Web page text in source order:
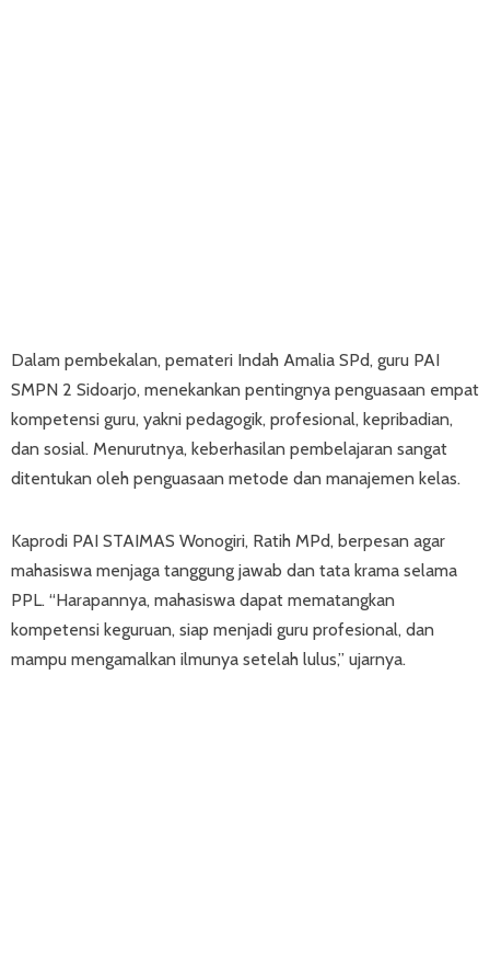
Dalam pembekalan, pemateri Indah Amalia SPd, guru PAI
SMPN 2 Sidoarjo, menekankan pentingnya penguasaan empat
kompetensi guru, yakni pedagogik, profesional, kepribadian,
dan sosial. Menurutnya, keberhasilan pembelajaran sangat
ditentukan oleh penguasaan metode dan manajemen kelas.
Kaprodi PAI STAIMAS Wonogiri, Ratih MPd, berpesan agar
mahasiswa menjaga tanggung jawab dan tata krama selama
PPL. “Harapannya, mahasiswa dapat mematangkan
kompetensi keguruan, siap menjadi guru profesional, dan
mampu mengamalkan ilmunya setelah lulus,” ujarnya.